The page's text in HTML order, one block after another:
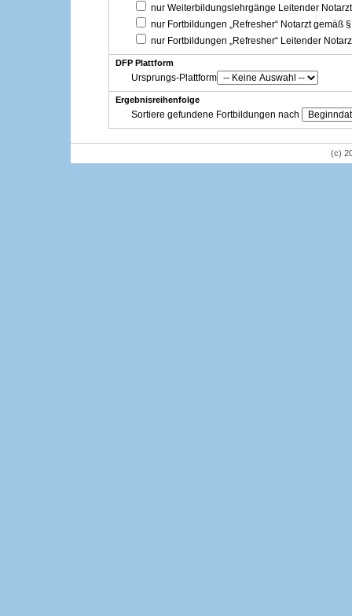
nur Weiterbildungslehrgänge Leitender
nur Fortbildungen „Refresher“ Notarzt gemäß
nur Fortbildungen „Refresher“ Leitender
DFP Plattform
Ursprungs-Plattform
Ergebnisreihenfolge
Sortiere gefundene Fortbildungen nach
(c)